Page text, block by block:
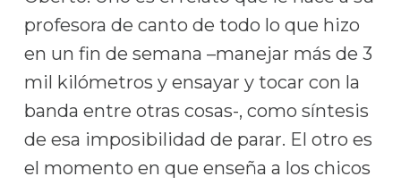
profesora de canto de todo lo que hizo
en un fin de semana –manejar más de 3
mil kilómetros y ensayar y tocar con la
banda entre otras cosas-, como síntesis
de esa imposibilidad de parar. El otro es
el momento en que enseña a los chicos